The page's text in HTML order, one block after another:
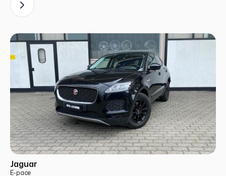
Jaguar
E-pace